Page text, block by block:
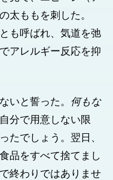
太ももを刺した。
も呼ばれ、気道を弛
アレルギー反応を抑
いと誓った。 何もな
分で用意しない限
たでしょう。翌日、
品をすべて捨てまし
終わりではありませ